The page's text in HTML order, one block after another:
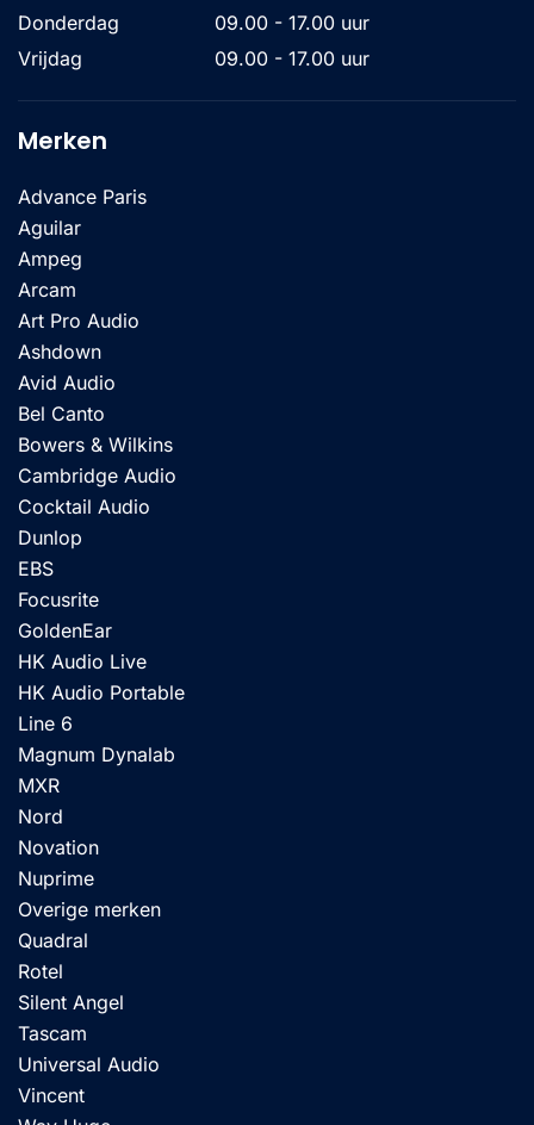
Donderdag
09.00 - 17.00 uur
Vrijdag
09.00 - 17.00 uur
Merken
Advance Paris
Aguilar
Ampeg
Arcam
Art Pro Audio
Ashdown
Avid Audio
Bel Canto
Bowers & Wilkins
Cambridge Audio
Cocktail Audio
Dunlop
EBS
Focusrite
GoldenEar
HK Audio Live
HK Audio Portable
Line 6
Magnum Dynalab
MXR
Nord
Novation
Nuprime
Overige merken
Quadral
Rotel
Silent Angel
Tascam
Universal Audio
Vincent